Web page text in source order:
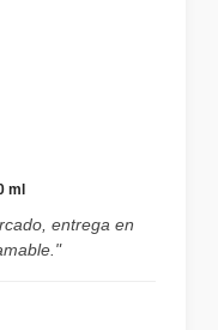
ml
entrega en